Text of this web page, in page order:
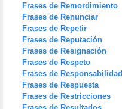
Frases de Remordimiento
Frases de Renunciar
Frases de Repetir
Frases de Reputación
Frases de Resignación
Frases de Respeto
Frases de Responsabilidad
Frases de Respuesta
Frases de Restricciones